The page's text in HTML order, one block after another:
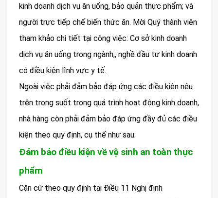
kinh doanh dịch vụ ăn uống, bảo quản thực phẩm; và
người trực tiếp chế biến thức ăn. Mời Quý thành viên
tham khảo chi tiết tại công việc: Cơ sở kinh doanh
dịch vụ ăn uống trong ngành;, nghề đầu tư kinh doanh
có điều kiện lĩnh vực y tế.
Ngoài việc phải đảm bảo đáp ứng các điều kiện nêu
trên trong suốt trong quá trình hoạt động kinh doanh,
nhà hàng còn phải đảm bảo đáp ứng đầy đủ các điều
kiện theo quy định, cụ thể như sau:
Đảm bảo điều kiện về vệ sinh an toàn thực
phẩm
Căn cứ theo quy định tại Điều 11 Nghị định